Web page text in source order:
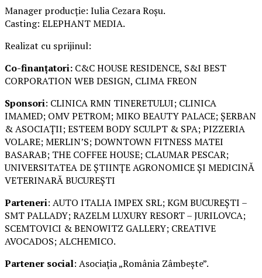
Manager producție: Iulia Cezara Roșu.
Casting: ELEPHANT MEDIA.
Realizat cu sprijinul:
Co-finanțatori: C&C HOUSE RESIDENCE, S&I BEST
CORPORATION WEB DESIGN, CLIMA FREON
Sponsori: CLINICA RMN TINERETULUI; CLINICA
IMAMED; OMV PETROM; MIKO BEAUTY PALACE; ȘERBAN
& ASOCIAȚII; ESTEEM BODY SCULPT & SPA; PIZZERIA
VOLARE; MERLIN’S; DOWNTOWN FITNESS MATEI
BASARAB; THE COFFEE HOUSE; CLAUMAR PESCAR;
UNIVERSITATEA DE ȘTIINȚE AGRONOMICE ȘI MEDICINĂ
VETERINARĂ BUCUREȘTI
Parteneri: AUTO ITALIA IMPEX SRL; KGM BUCUREȘTI –
SMT PALLADY; RAZELM LUXURY RESORT – JURILOVCA;
SCEMTOVICI & BENOWITZ GALLERY; CREATIVE
AVOCADOS; ALCHEMICO.
Partener social: Asociația „România Zâmbește”.